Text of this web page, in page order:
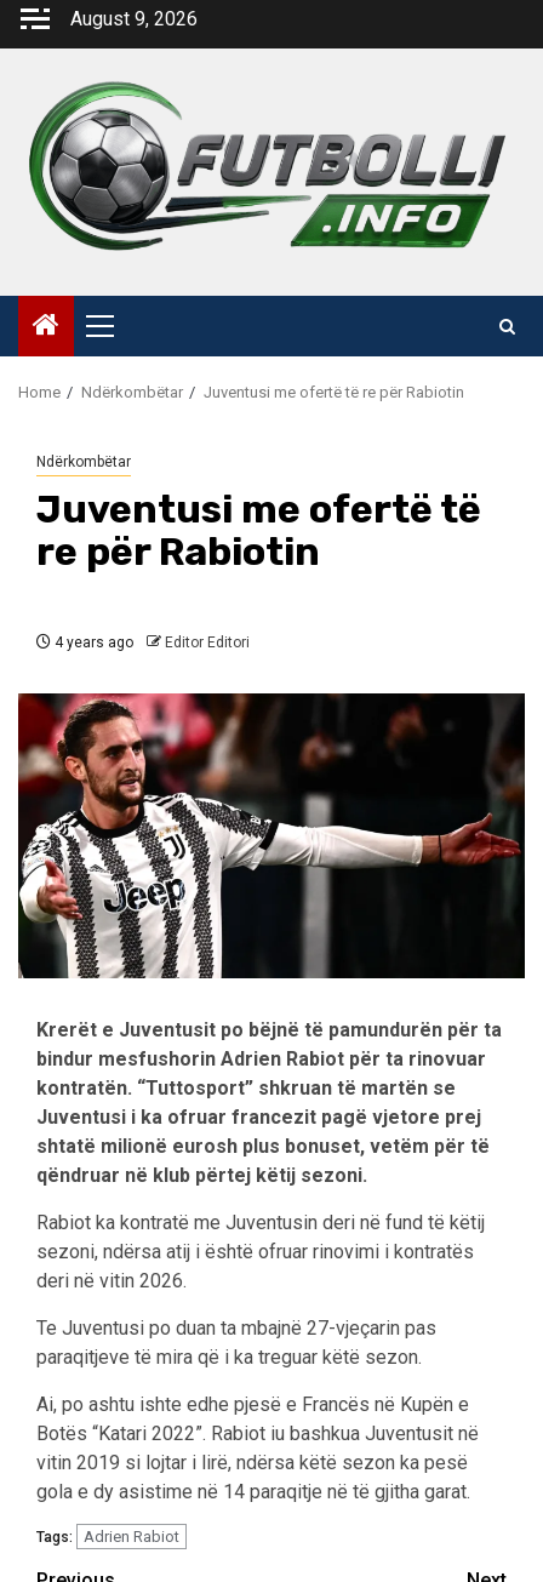
Skip
August 9, 2026
Primary
Menu
Home Ndërkombëtar Juventusi me ofertë të re për Rabiotin
Ndërkombëtar
Juventusi me ofertë të
re për Rabiotin
4 years ago Editor Editori
Krerët e Juventusit po bëjnë të pamundurën për ta
bindur mesfushorin Adrien Rabiot për ta rinovuar
kontratën. “Tuttosport” shkruan të martën se
Juventusi i ka ofruar francezit pagë vjetore prej
shtatë milionë eurosh plus bonuset, vetëm për të
qëndruar në klub përtej këtij sezoni.
Rabiot ka kontratë me Juventusin deri në fund të këtij
sezoni, ndërsa atij i është ofruar rinovimi i kontratës
deri në vitin 2026.
Te Juventusi po duan ta mbajnë 27-vjeçarin pas
paraqitjeve të mira që i ka treguar këtë sezon.
Ai, po ashtu ishte edhe pjesë e Francës në Kupën e
Botës “Katari 2022”. Rabiot iu bashkua Juventusit në
vitin 2019 si lojtar i lirë, ndërsa këtë sezon ka pesë
gola e dy asistime në 14 paraqitje në të gjitha garat.
Tags: Adrien Rabiot